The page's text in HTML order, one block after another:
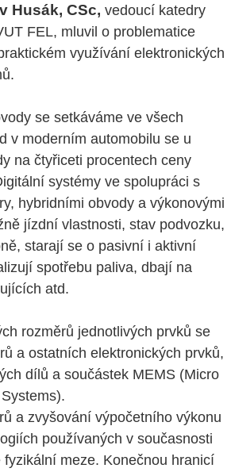
Husák, CSc, vedoucí katedry
FEL, mluvil o problematice
využívání elektronických
se setkáváme ve všech
v moderním automobilu se u
na čtyřiceti procentech ceny
systémy ve spolupráci s
hybridními obvody a výkonovými
jízdní vlastnosti, stav podvozku,
starají se o pasivní i aktivní
spotřebu paliva, dbají na
atd.
rozměrů jednotlivých prvků se
a ostatních elektronických prvků,
dílů a součástek MEMS (Micro
a zvyšování výpočetního výkonu
používaných v současnosti
meze. Konečnou hranicí